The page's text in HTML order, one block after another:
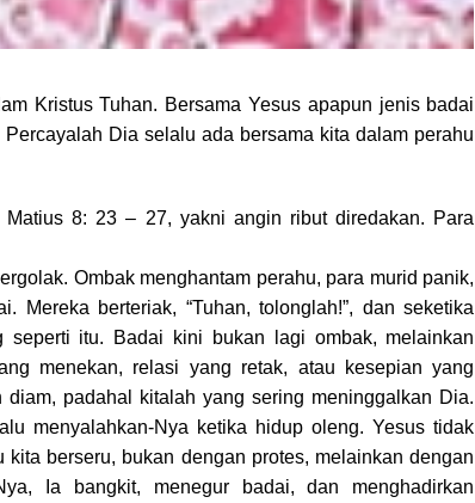
Kristus Tuhan. Bersama Yesus apapun jenis badai
Dia selalu ada bersama kita dalam perahu
8: 23 – 27, yakni angin ribut diredakan. Para
Ombak menghantam perahu, para murid panik,
Mereka berteriak, “Tuhan, tolonglah!”, dan seketika
itu. Badai kini bukan lagi ombak, melainkan
menekan, relasi yang retak, atau kesepian yang
diam, padahal kitalah yang sering meninggalkan Dia.
menyalahkan-Nya ketika hidup oleng. Yesus tidak
berseru, bukan dengan protes, melainkan dengan
Ia bangkit, menegur badai, dan menghadirkan